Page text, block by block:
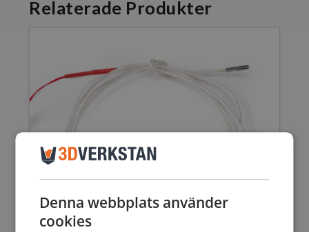
Relaterade Produkter
Denna webbplats använder
cookies